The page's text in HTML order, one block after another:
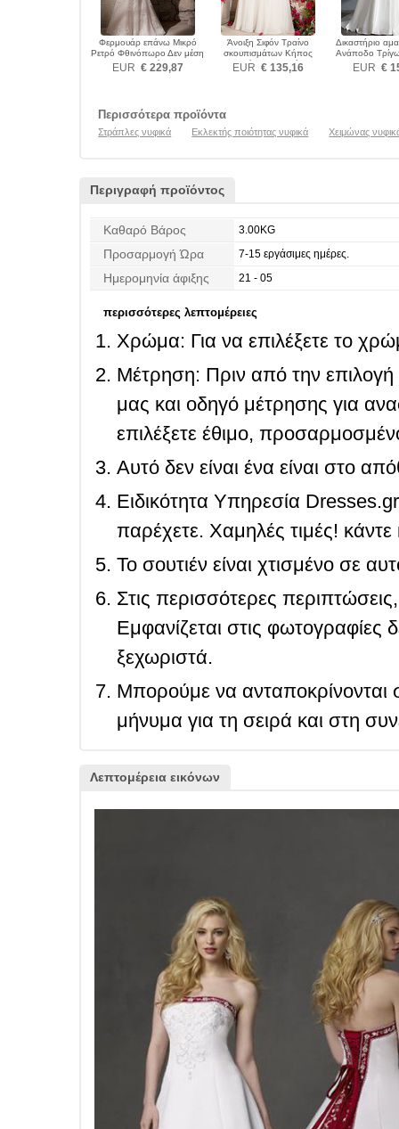
Φερμουάρ επάνω Μικρό
Ρετρό Φθινόπωρο Δεν μέση
Νυφικά
EUR € 229,87
Άνοιξη Σιφόν Τραίνο
σκουπισμάτων Κήπος
Αμάνικο Νυφικά
EUR € 135,16
Δικαστήριο
Ανάποδο
EUR €
Περισσότερα προϊόντα
Στράπλες νυφικά Εκλεκτής ποιότητας νυφικά Χειμώνας
Περιγραφή προϊόντος
Καθαρό Βάρος 3.00KG
Προσαρμογή Ώρα 7-15 εργάσιμες ημέρες.
Ημερομηνία άφιξης 21 - 05
περισσότερες λεπτομέρειες
Χρώμα: Για να επιλέξετε το
Μέτρηση: Πριν από την
μας και οδηγό μέτρησης για
επιλέξετε έθιμο,
Αυτό δεν είναι ένα είναι στο
Ειδικότητα Υπηρεσία
παρέχετε. Χαμηλές τιμές! κάντε
Το σουτιέν είναι χτισμένο σε
Στις περισσότερες
Εμφανίζεται στις φωτογραφίες
ξεχωριστά.
Μπορούμε να ανταποκρίνονται
μήνυμα για τη σειρά και στη
Λεπτομέρεια εικόνων